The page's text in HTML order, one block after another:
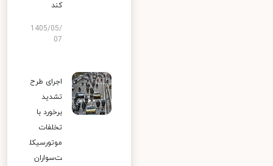
کند
1405/05/
07
اجرای طرح
تشدید
برخورد با
تخلفات
موتورسیکل
ت‌سواران